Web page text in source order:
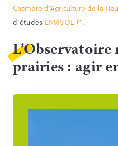
Chambre d’Agriculture de la
d’études ENVISOL .
prairies : agir